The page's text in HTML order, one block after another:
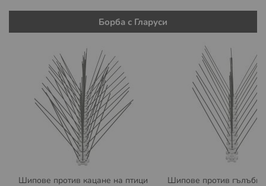
Борба с Гларуси
Шипове против кацане на птици
Шипове против гълъби,